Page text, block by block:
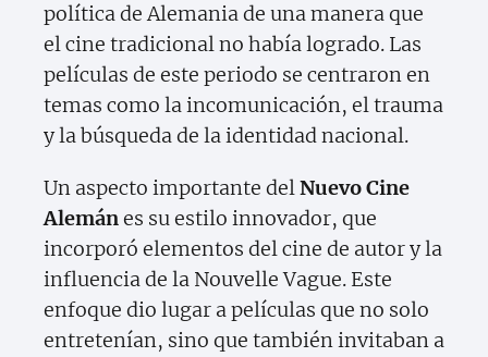
política de Alemania de una manera que
el cine tradicional no había logrado. Las
películas de este periodo se centraron en
temas como la incomunicación, el trauma
y la búsqueda de la identidad nacional.
Un aspecto importante delNuevo Cine
Alemánes su estilo innovador, que
incorporó elementos del cine de autor y la
influencia de la Nouvelle Vague. Este
enfoque dio lugar a películas que no solo
entretenían, sino que también invitaban a